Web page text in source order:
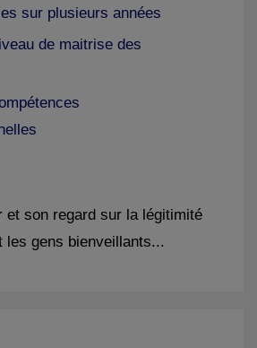
sur plusieurs années
de maitrise des
et son regard sur la légitimité
les gens bienveillants...